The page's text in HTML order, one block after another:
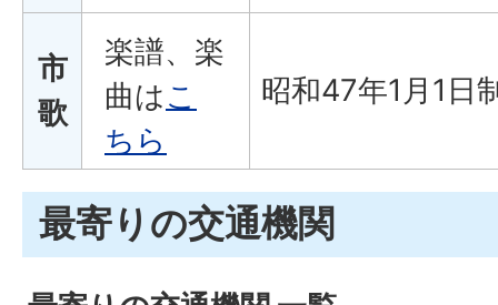
市
歌
楽譜、楽
曲はこ
ちら
昭和47年1月1日
最寄りの交通機関